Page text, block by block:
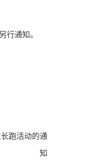
行通知。
跑活动的通
知